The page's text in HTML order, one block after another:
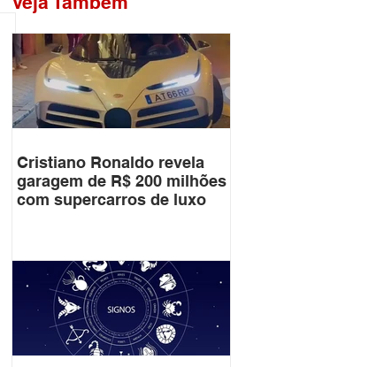
Cristiano Ronaldo revela
garagem de R$ 200 milhões
com supercarros de luxo